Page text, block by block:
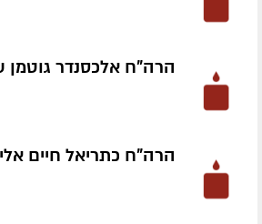
הרה"ח אלכסנדר גוטמן
הרה"ח כתריאל חיים